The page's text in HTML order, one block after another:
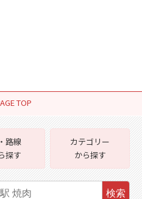
TOP
路線
探す
カテゴリー
から探す
検索